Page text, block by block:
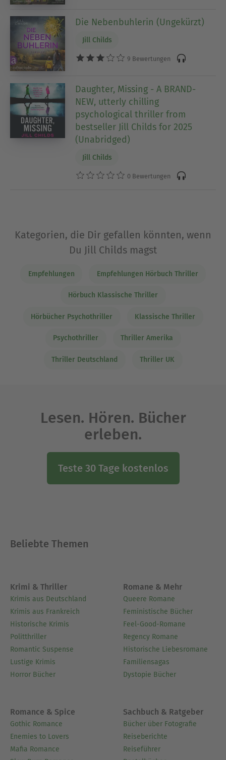
Die Nebenbuhlerin (Ungekürzt)
Jill Childs
9 Bewertungen
Daughter, Missing - A BRAND-
NEW, utterly chilling
psychological thriller from
bestseller Jill Childs for 2025
(Unabridged)
Jill Childs
0 Bewertungen
Kategorien, die Dir gefallen könnten, wenn
Du Jill Childs magst
Empfehlungen Empfehlungen Hörbuch Thriller
Hörbuch Klassische Thriller
Hörbücher Psychothriller Klassische Thriller
Psychothriller Thriller Amerika
Thriller Deutschland Thriller UK
Lesen. Hören. Bücher
erleben.
Teste 30 Tage kostenlos
Beliebte Themen
Krimi & Thriller
Krimis aus Deutschland
Krimis aus Frankreich
Historische Krimis
Politthriller
Romantic Suspense
Lustige Krimis
Horror Bücher
Romane & Mehr
Queere Romane
Feministische Bücher
Feel-Good-Romane
Regency Romane
Historische Liebesromane
Familiensagas
Dystopie Bücher
Romance & Spice
Gothic Romance
Enemies to Lovers
Mafia Romance
Sachbuch & Ratgeber
Bücher über Fotografie
Reiseberichte
Reiseführer